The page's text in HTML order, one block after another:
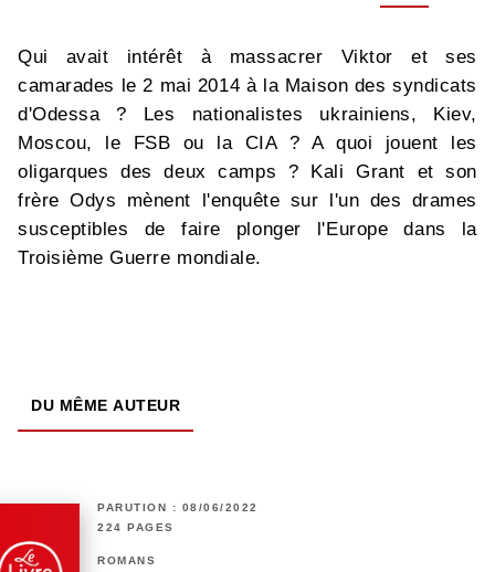
Qui avait intérêt à massacrer Viktor et ses
camarades le 2 mai 2014 à la Maison des syndicats
d'Odessa ? Les nationalistes ukrainiens, Kiev,
Moscou, le FSB ou la CIA ? A quoi jouent les
oligarques des deux camps ? Kali Grant et son
frère Odys mènent l'enquête sur l'un des drames
susceptibles de faire plonger l'Europe dans la
Troisième Guerre mondiale.
DU MÊME AUTEUR
PARUTION : 08/06/2022
224 PAGES
ROMANS